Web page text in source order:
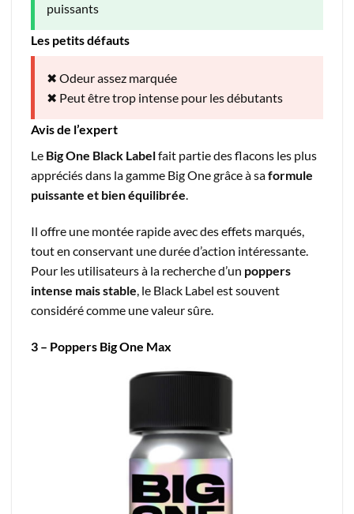
puissants
Les petits défauts
✖ Odeur assez marquée
✖ Peut être trop intense pour les débutants
Avis de l’expert
Le Big One Black Labelfait partie des flacons les plus
appréciés dans la gamme Big One grâce à saformule
puissante et bien équilibrée.
Il offre une montée rapide avec des effets marqués,
tout en conservant une durée d’action intéressante.
Pour les utilisateurs à la recherche d’un poppers
intense mais stable, le Black Label est souvent
considéré comme une valeur sûre.
3 – Poppers Big One Max